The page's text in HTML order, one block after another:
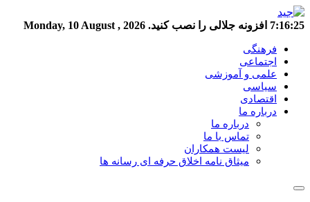
7:16:26 افزونه جلالی را نصب کنید. Monday, 10 August , 2026
فرهنگی
اجتماعی
علمی و آموزشی
سیاسی
اقتصادی
درباره ما
درباره ما
تماس با ما
لیست همکاران
میثاق نامه اخلاق حرفه ای رسانه ها